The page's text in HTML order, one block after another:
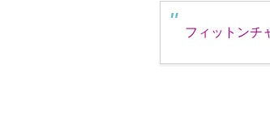
フィットンチ